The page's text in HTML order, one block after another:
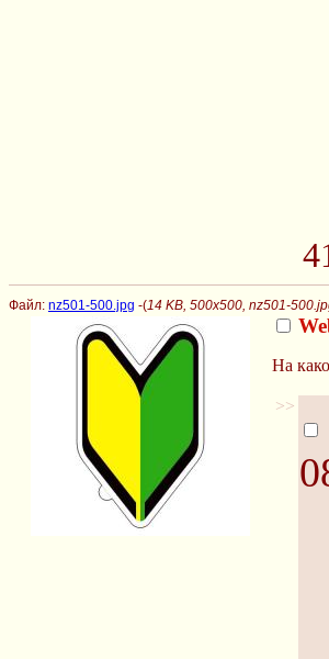
Файл: nz501-500.jpg -(14 KB, 500x500, nz501-
На
>>